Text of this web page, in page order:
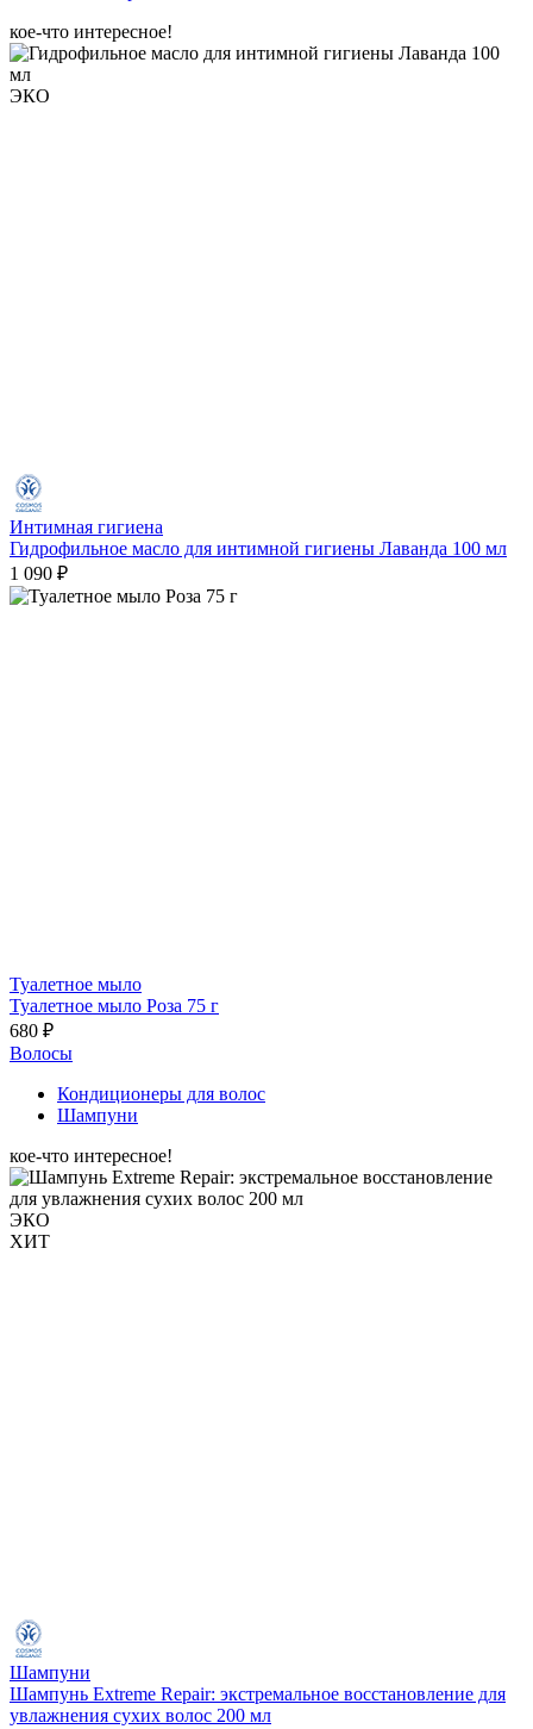
кое-что интересное!
ЭКО
Интимная гигиена
Гидрофильное масло для интимной гигиены Лаванда 100 мл
1 090 ₽
Туалетное мыло
Туалетное мыло Роза 75 г
680 ₽
Волосы
Кондиционеры для волос
Шампуни
кое-что интересное!
ЭКО
ХИТ
Шампуни
Шампунь Extreme Repair: экстремальное восстановление для
увлажнения сухих волос 200 мл